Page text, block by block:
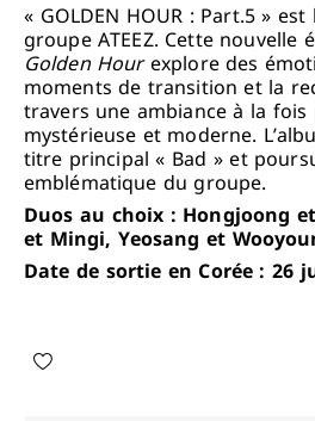
« GOLDEN HOUR : Part.5 »
groupeATEEZ. Cette nouvelle
Golden Hourexplore des
moments de transition et la
travers une ambiance à la fois
mystérieuse et moderne.
titre principal « Bad » et
emblématique du groupe.
Duos au choix : Hongjoong
et Mingi, Yeosang et
Date de sortie en Corée : 26